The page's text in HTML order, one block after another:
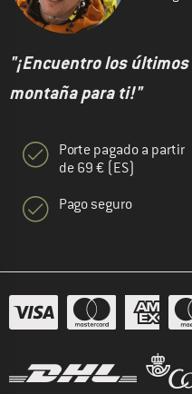
"¡Encuentro los
montaña para ti!"
Porte pagado a partir
de 69 € (ES)
Pago seguro